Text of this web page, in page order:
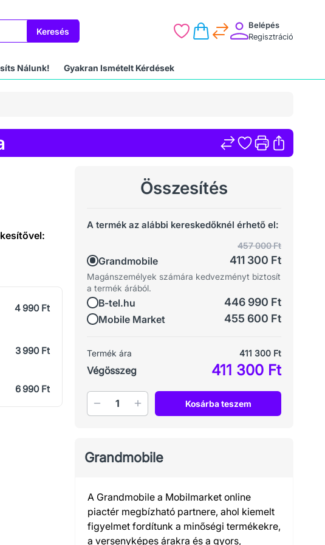
Keresés
Belépés
Regisztráció
Nálunk! Gyakran Ismételt Kérdések
4 990 Ft
3 990 Ft
6 990 Ft
Összesítés
A termék az alábbi kereskedőknél érhető el:
Grandmobile
457 000 Ft
411 300 Ft
Magánszemélyek számára kedvezményt biztosít
a termék árából.
B-tel.hu 446 990 Ft
Mobile Market 455 600 Ft
Termék ára 411 300 Ft
Végösszeg 411 300 Ft
Mennyiség Kosárba teszem
Grandmobile
A Grandmobile a Mobilmarket online
piactér megbízható partnere, ahol kiemelt
figyelmet fordítunk a minőségi termékekre,
a versenyképes árakra és a gyors,